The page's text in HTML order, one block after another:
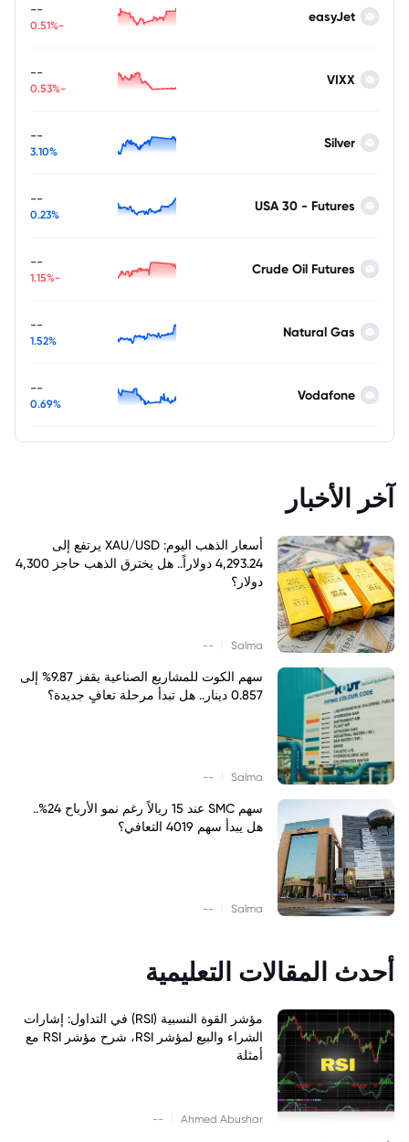
easyJet
--
-0.51%
VIXX
--
-0.53%
Silver
--
3.10%
USA 30 - Futures
--
0.23%
Crude Oil Futures
--
-1.15%
Natural Gas
--
1.52%
Vodafone
--
0.69%
آخر الأخبار
أسعار الذهب اليوم: XAU/USD يرتفع إلى
4,293.24 دولاراً.. هل يخترق الذهب حاجز 4,300
دولار؟
Salma
--
سهم الكوت للمشاريع الصناعية يقفز 9.87% إلى
0.857 دينار.. هل تبدأ مرحلة تعافٍ جديدة؟
Salma
--
سهم SMC عند 15 ريالاً رغم نمو الأرباح 24%..
هل يبدأ سهم 4019 التعافي؟
Salma
--
أحدث المقالات التعليمية
مؤشر القوة النسبية (RSI) في التداول: إشارات
الشراء والبيع لمؤشر RSI، شرح مؤشر RSI مع
أمثلة
Ahmed Abushar
--